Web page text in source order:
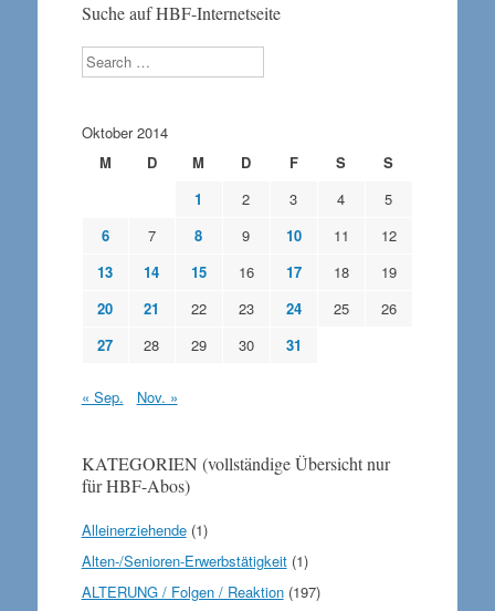
Suche auf HBF-Internetseite
Search
Oktober 2014
M
D M D F S
S
1
2 3 4
5
6
7 8 9 10 11
12
13
14 15 16 17 18
19
20
21 22 23 24 25
26
27
28 29 30 31
« Sep. Nov. »
KATEGORIEN (vollständige Übersicht nur
für HBF-Abos)
Alleinerziehende(1)
Alten-/Senioren-Erwerbstätigkeit(1)
ALTERUNG / Folgen / Reaktion(197)